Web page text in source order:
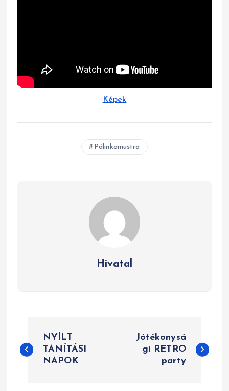
Képek
Pálinkamustra
Hivatal
e
NYÍLT
TANÍTÁSI
NAPOK
Jótékonysá
gi RETRO
party